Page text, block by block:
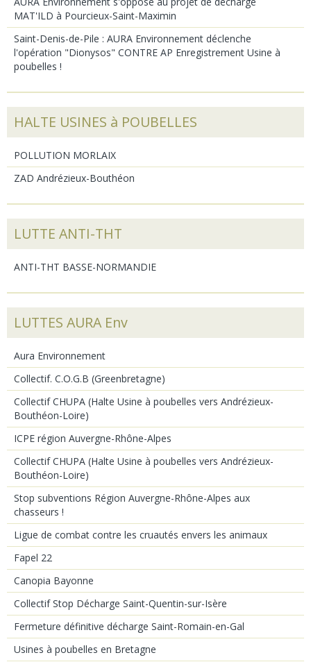
MAT'ILD à Pourcieux-Saint-Maximin
Saint-Denis-de-Pile : AURA Environnement déclenche
l'opération "Dionysos" CONTRE AP Enregistrement Usine à
poubelles !
HALTE USINES à POUBELLES
POLLUTION MORLAIX
ZAD Andrézieux-Bouthéon
LUTTE ANTI-THT
ANTI-THT BASSE-NORMANDIE
LUTTES AURA Env
Aura Environnement
Collectif. C.O.G.B (Greenbretagne)
Collectif CHUPA (Halte Usine à poubelles vers Andrézieux-
Bouthéon-Loire)
ICPE région Auvergne-Rhône-Alpes
Collectif CHUPA (Halte Usine à poubelles vers Andrézieux-
Bouthéon-Loire)
Stop subventions Région Auvergne-Rhône-Alpes aux
chasseurs !
Ligue de combat contre les cruautés envers les animaux
Fapel 22
Canopia Bayonne
Collectif Stop Décharge Saint-Quentin-sur-Isère
Fermeture définitive décharge Saint-Romain-en-Gal
Usines à poubelles en Bretagne